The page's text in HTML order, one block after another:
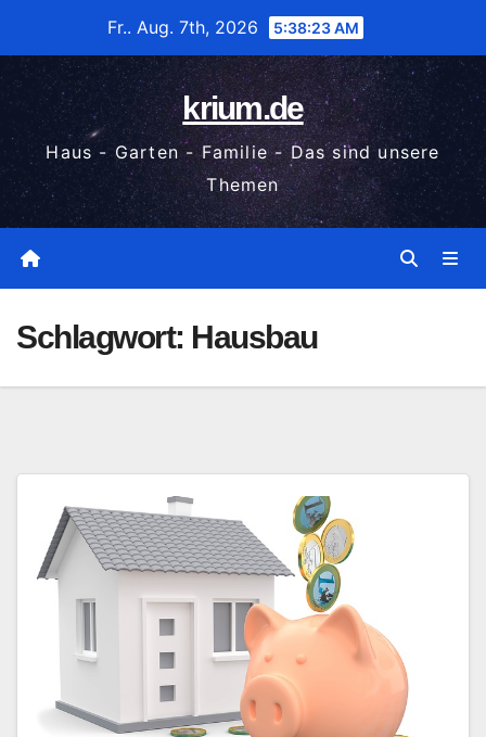
wechseln
Fr.. Aug. 7th, 2026 5:38:23 AM
krium.de
Haus - Garten - Familie - Das sind unsere
Themen
Schlagwort: Hausbau